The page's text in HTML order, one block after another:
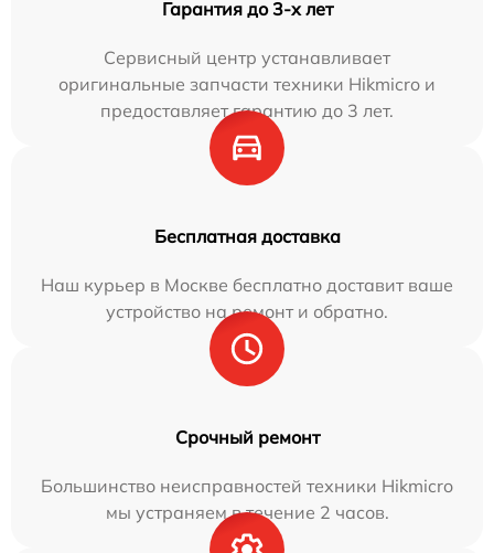
Гарантия до 3-х лет
Сервисный центр устанавливает
оригинальные запчасти техники Hikmicro и
предоставляет гарантию до 3 лет.
Бесплатная доставка
Наш курьер в Москве бесплатно доставит ваше
устройство на ремонт и обратно.
Срочный ремонт
Большинство неисправностей техники Hikmicro
мы устраняем в течение 2 часов.